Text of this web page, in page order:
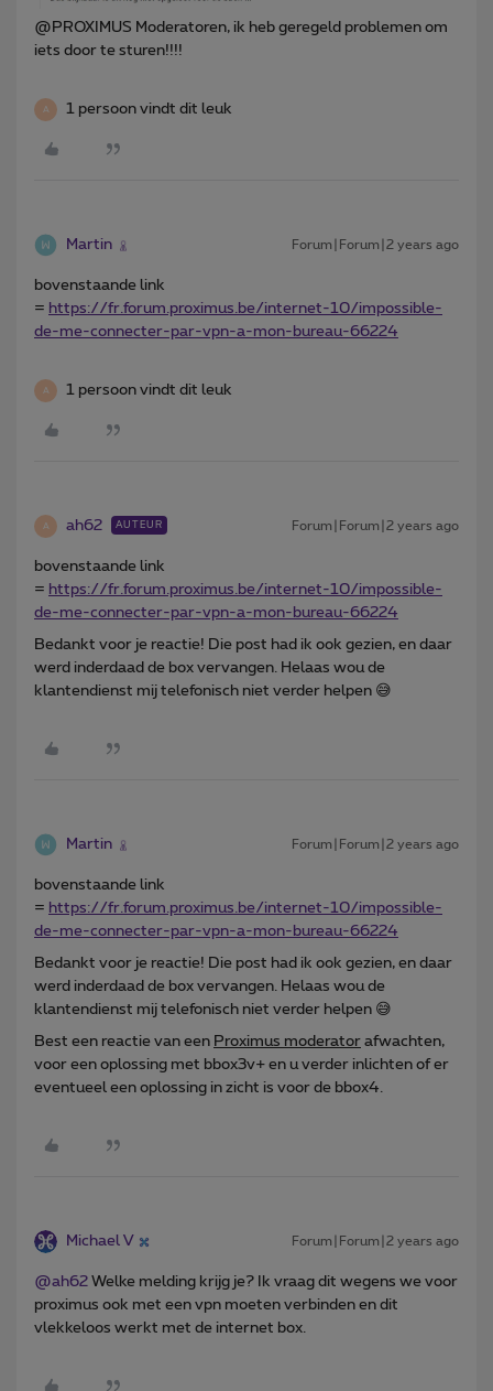
@PROXIMUS Moderatoren, ik heb geregeld problemen om
iets door te sturen!!!!
A 1 persoon vindt dit leuk
Martin Forum|Forum|2 years ago
bovenstaande link
= https://fr.forum.proximus.be/internet-10/impossible-
de-me-connecter-par-vpn-a-mon-bureau-66224
A 1 persoon vindt dit leuk
A ah62 AUTEUR Forum|Forum|2 years ago
bovenstaande link
= https://fr.forum.proximus.be/internet-10/impossible-
de-me-connecter-par-vpn-a-mon-bureau-66224
Bedankt voor je reactie! Die post had ik ook gezien, en daar
werd inderdaad de box vervangen. Helaas wou de
klantendienst mij telefonisch niet verder helpen 😅
Martin Forum|Forum|2 years ago
bovenstaande link
= https://fr.forum.proximus.be/internet-10/impossible-
de-me-connecter-par-vpn-a-mon-bureau-66224
Bedankt voor je reactie! Die post had ik ook gezien, en daar
werd inderdaad de box vervangen. Helaas wou de
klantendienst mij telefonisch niet verder helpen 😅
Best een reactie van een Proximus moderator afwachten,
voor een oplossing met bbox3v+ en u verder inlichten of er
eventueel een oplossing in zicht is voor de bbox4.
Michael V Forum|Forum|2 years ago
@ah62 Welke melding krijg je? Ik vraag dit wegens we voor
proximus ook met een vpn moeten verbinden en dit
vlekkeloos werkt met de internet box.